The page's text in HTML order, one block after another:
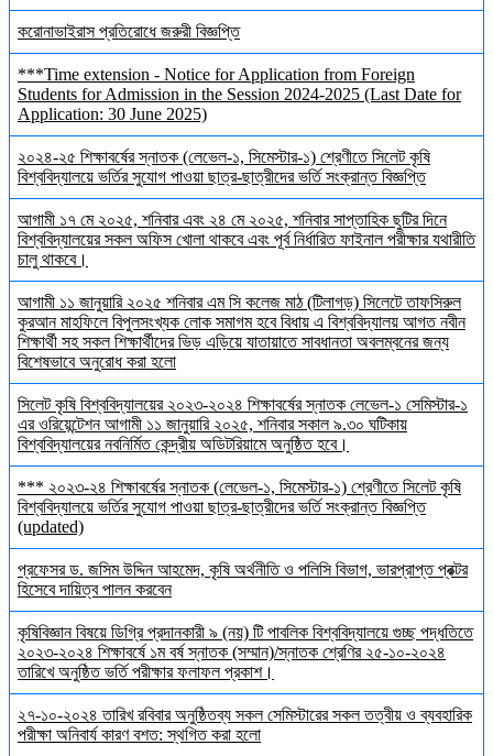
করোনাভাইরাস প্রতিরোধে জরুরী বিজ্ঞপ্তি
***Time extension - Notice for Application from Foreign
Students for Admission in the Session 2024-2025 (Last Date for
Application: 30 June 2025)
২০২৪-২৫ শিক্ষাবর্ষের স্নাতক (লেভেল-১, সিমেস্টার-১) শ্রেণীতে সিলেট কৃষি
বিশ্ববিদ্যালয়ে ভর্তির সুযোগ পাওয়া ছাত্র-ছাত্রীদের ভর্তি সংক্রান্ত বিজ্ঞপ্তি
আগামী ১৭ মে ২০২৫, শনিবার এবং ২৪ মে ২০২৫, শনিবার সাপ্তাহিক ছুটির দিনে
বিশ্ববিদ্যালয়ের সকল অফিস খোলা থাকবে এবং পূর্ব নির্ধারিত ফাইনাল পরীক্ষার যথারীতি
চালু থাকবে।
আগামী ১১ জানুয়ারি ২০২৫ শনিবার এম সি কলেজ মাঠ (টিলাগড়) সিলেটে তাফসিরুল
কুরআন মাহফিলে বিপুলসংখ্যক লোক সমাগম হবে বিধায় এ বিশ্ববিদ্যালয় আগত নবীন
শিক্ষার্থী সহ সকল শিক্ষার্থীদের ভিড় এড়িয়ে যাতায়াতে সাবধানতা অবলম্বনের জন্য
বিশেষভাবে অনুরোধ করা হলো
সিলেট কৃষি বিশ্ববিদ্যালয়ের ২০২৩-২০২৪ শিক্ষাবর্ষের স্নাতক লেভেল-১ সেমিস্টার-১
এর ওরিয়েন্টেশন আগামী ১১ জানুয়ারি ২০২৫, শনিবার সকাল ৯.৩০ ঘটিকায়
বিশ্ববিদ্যালয়ের নবনির্মিত কেন্দ্রীয় অডিটরিয়ামে অনুষ্ঠিত হবে।
*** ২০২৩-২৪ শিক্ষাবর্ষের স্নাতক (লেভেল-১, সিমেস্টার-১) শ্রেণীতে সিলেট কৃষি
বিশ্ববিদ্যালয়ে ভর্তির সুযোগ পাওয়া ছাত্র-ছাত্রীদের ভর্তি সংক্রান্ত বিজ্ঞপ্তি
(updated)
প্রফেসর ড. জসিম উদ্দিন আহমেদ, কৃষি অর্থনীতি ও পলিসি বিভাগ, ভারপ্রাপ্ত প্রক্টর
হিসেবে দায়িত্ব পালন করবেন
কৃষিবিজ্ঞান বিষয়ে ডিগ্রি প্রদানকারী ৯ (নয়) টি পাবলিক বিশ্ববিদ্যালয়ে গুচ্ছ পদ্ধতিতে
২০২৩-২০২৪ শিক্ষাবর্ষে ১ম বর্ষ স্নাতক (সম্মান)/স্নাতক শ্রেণির ২৫-১০-২০২৪
তারিখে অনুষ্ঠিত ভর্তি পরীক্ষার ফলাফল প্রকাশ।
২৭-১০-২০২৪ তারিখ রবিবার অনুষ্ঠিতব্য সকল সেমিস্টারের সকল তত্বীয় ও ব্যবহারিক
পরীক্ষা অনিবার্য কারণ বশত: স্থগিত করা হলো